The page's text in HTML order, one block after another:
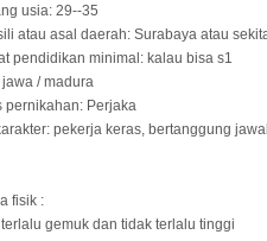
usia: 29--35
atau asal daerah: Surabaya atau
pendidikan minimal: kalau bisa s1
/ madura
pernikahan: Perjaka
pekerja keras, bertanggung
fisik :
gemuk dan tidak terlalu tinggi